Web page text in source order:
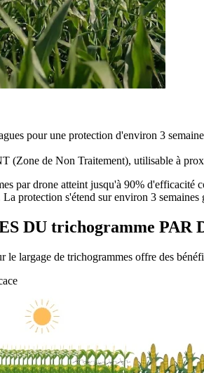
pour une protection d'environ 3
(Zone de Non Traitement), utilisable à
par drone atteint jusqu'à 90% d'efficacité
protection s'étend sur environ 3
DU trichogramme PAR
le largage de trichogrammes offre des